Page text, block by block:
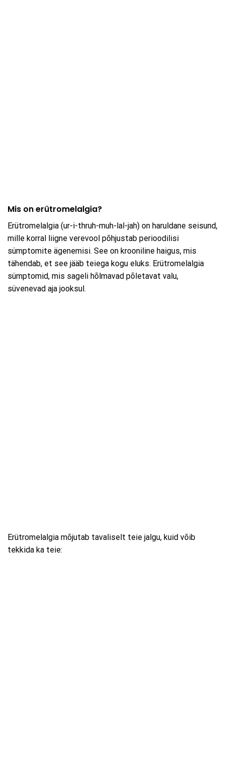
Mis on erütromelalgia?
Erütromelalgia (ur-i-thruh-muh-lal-jah) on haruldane seisund,
mille korral liigne verevool põhjustab perioodilisi
sümptomite ägenemisi. See on krooniline haigus, mis
tähendab, et see jääb teiega kogu eluks. Erütromelalgia
sümptomid, mis sageli hõlmavad põletavat valu,
süvenevad aja jooksul.
Erütromelalgia mõjutab tavaliselt teie jalgu, kuid võib
tekkida ka teie: